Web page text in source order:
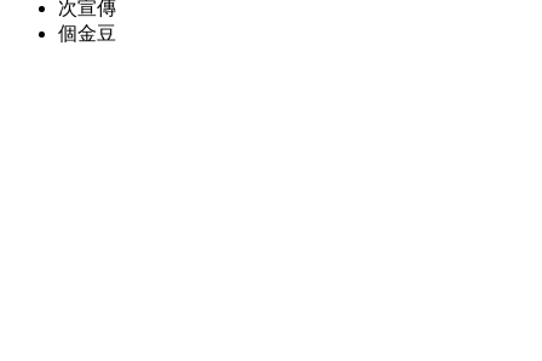
次宣傳
個金豆